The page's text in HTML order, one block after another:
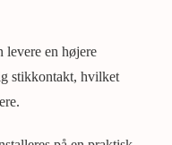
levere en højere
stikkontakt, hvilket